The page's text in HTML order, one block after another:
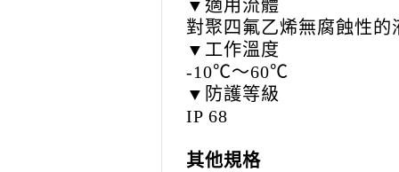
▼適用流體
對聚四氟乙烯無腐蝕性的
▼工作溫度
-10℃～60℃
▼防護等級
IP 68
其他規格